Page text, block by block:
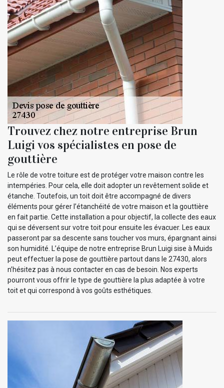
Trouvez chez notre entreprise Brun
Luigi vos spécialistes en pose de
gouttière
Le rôle de votre toiture est de protéger votre maison contre les
intempéries. Pour cela, elle doit adopter un revêtement solide et
étanche. Toutefois, un toit doit être accompagné de divers
éléments pour gérer l’étanchéité de votre maison et la gouttière
en fait partie. Cette installation a pour objectif, la collecte des eaux
qui se déversent sur votre toit pour ensuite les évacuer. Les eaux
passeront par sa descente sans toucher vos murs, épargnant ainsi
son humidité. L’équipe de notre entreprise Brun Luigi sise à Muids
peut effectuer la pose de gouttière partout dans le 27430, alors
n’hésitez pas à nous contacter en cas de besoin. Nos experts
pourront vous offrir le type de gouttière la plus adaptée à votre
toit et qui correspond à vos goûts esthétiques.